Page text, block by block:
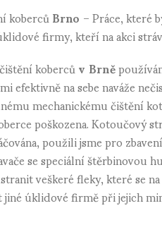
kobercůBrno– Práce, které
firmy, kteří na akci
kobercův Brně
efektivně na sebe naváže
mechanickému čištění
poškozena. Kotoučový
použili jsme pro
se speciální
veškeré fleky, které se
úklidové firmě při jejich